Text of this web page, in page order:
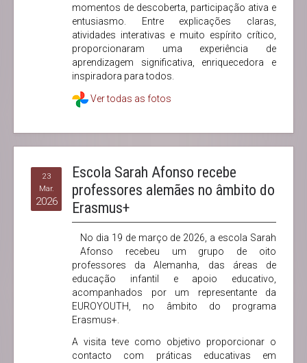
momentos de descoberta, participação ativa e
entusiasmo. Entre explicações claras,
atividades interativas e muito espírito crítico,
proporcionaram uma experiência de
aprendizagem significativa, enriquecedora e
inspiradora para todos.
Ver todas as fotos
23
Mar.
2026
Escola Sarah Afonso recebe
professores alemães no âmbito do
Erasmus+
No dia 19 de março de 2026, a escola Sarah
Afonso recebeu um grupo de oito
professores da Alemanha, das áreas de
educação infantil e apoio educativo,
acompanhados por um representante da
EUROYOUTH, no âmbito do programa
Erasmus+.
A visita teve como objetivo proporcionar o
contacto com práticas educativas em